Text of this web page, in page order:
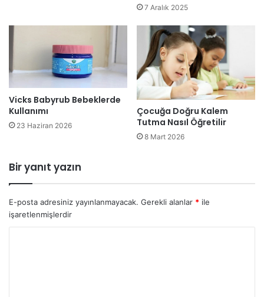
7 Aralık 2025
Vicks Babyrub Bebeklerde
Kullanımı
23 Haziran 2026
Çocuğa Doğru Kalem
Tutma Nasıl Öğretilir
8 Mart 2026
Bir yanıt yazın
E-posta adresiniz yayınlanmayacak. Gerekli alanlar * ile
işaretlenmişlerdir